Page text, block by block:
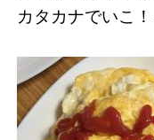
カタカナでいこ